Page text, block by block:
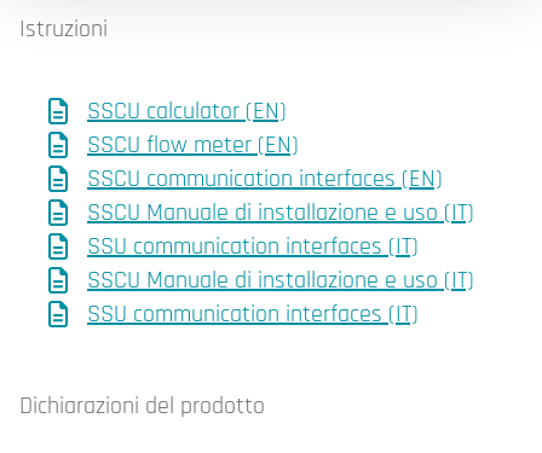
Istruzioni
SSCU calculator (EN)
SSCU flow meter (EN)
SSCU communication interfaces (EN)
SSCU Manuale di installazione e uso (IT)
SSU communication interfaces (IT)
SSCU Manuale di installazione e uso (IT)
SSU communication interfaces (IT)
Dichiarazioni del prodotto